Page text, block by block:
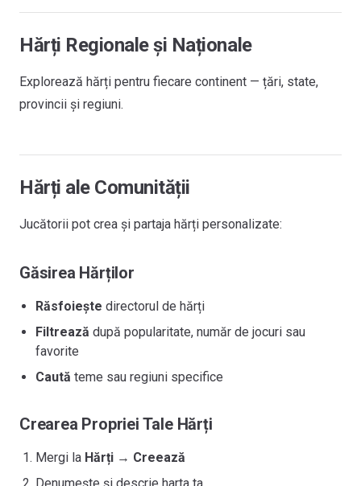
Hărți Regionale și Naționale
Explorează hărți pentru fiecare continent — țări, state,
provincii și regiuni.
Hărți ale Comunității
Jucătorii pot crea și partaja hărți personalizate:
Găsirea Hărților
Răsfoiește directorul de hărți
Filtrează după popularitate, număr de jocuri sau
favorite
Caută teme sau regiuni specifice
Crearea Propriei Tale Hărți
Mergi la Hărți → Creează
Denumește și descrie harta ta